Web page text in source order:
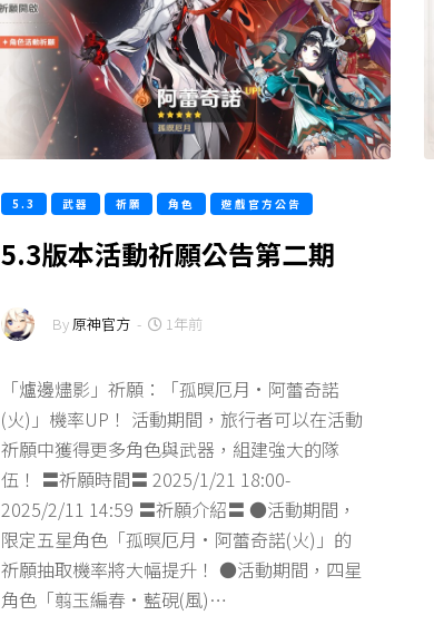
5.3 武器 祈願 角色 遊戲官方公告
5.3版本活動祈願公告第二期
By原神官方 - 1年前
「爐邊燼影」祈願：「孤暝厄月·阿蕾奇諾
(火)」機率UP！ 活動期間，旅行者可以在活動
祈願中獲得更多角色與武器，組建強大的隊
伍！ 〓祈願時間〓 2025/1/21 18:00-
2025/2/11 14:59 〓祈願介紹〓 ●活動期間，
限定五星角色「孤暝厄月·阿蕾奇諾(火)」的
祈願抽取機率將大幅提升！ ●活動期間，四星
角色「翦玉編春·藍硯(風)…